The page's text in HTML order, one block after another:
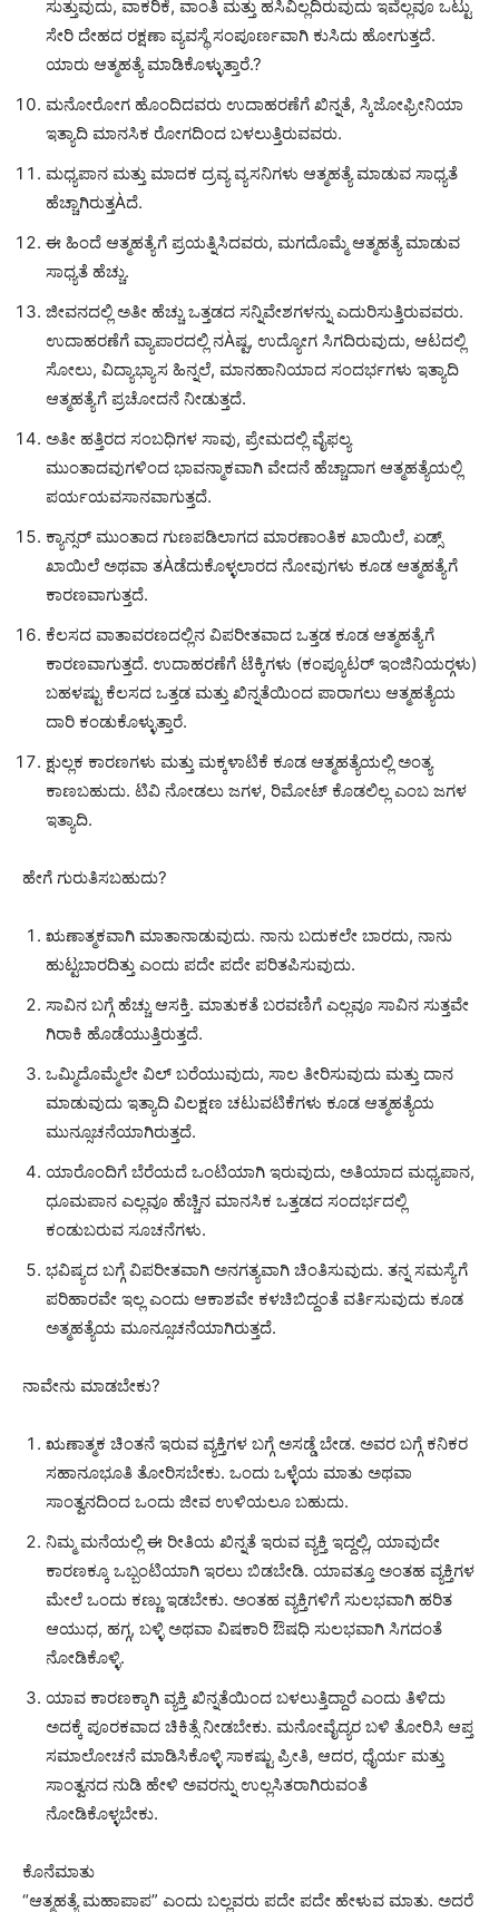
ಸುತ್ತುವುದು, ವಾಕರಿಕೆ, ವಾಂತಿ ಮತ್ತು ಹಸಿವಿಲ್ಲದಿರುವುದು ಇವೆಲ್ಲವೂ ಒಟ್ಟು
ಸೇರಿ ದೇಹದ ರಕ್ಷಣಾ ವ್ಯವಸ್ಥೆ ಸಂಪೂರ್ಣವಾಗಿ ಕುಸಿದು ಹೋಗುತ್ತದೆ.
ಯಾರು ಆತ್ಮಹತ್ಯೆ ಮಾಡಿಕೊಳ್ಳುತ್ತಾರೆ.?
ಮನೋರೋಗ ಹೊಂದಿದವರು ಉದಾಹರಣೆಗೆ ಖಿನ್ನತೆ, ಸ್ಕಿಜೋಫ್ರೀನಿಯಾ
ಇತ್ಯಾದಿ ಮಾನಸಿಕ ರೋಗದಿಂದ ಬಳಲುತ್ತಿರುವವರು.
ಮಧ್ಯಪಾನ ಮತ್ತು ಮಾದಕ ದ್ರವ್ಯ ವ್ಯಸನಿಗಳು ಆತ್ಮಹತ್ಯೆ ಮಾಡುವ ಸಾಧ್ಯತೆ
ಹೆಚ್ಚಾಗಿರುತ್ತÀದೆ.
ಈ ಹಿಂದೆ ಆತ್ಮಹತ್ಯೆಗೆ ಪ್ರಯತ್ನಿಸಿದವರು, ಮಗದೊಮ್ಮೆ ಆತ್ಮಹತ್ಯೆ ಮಾಡುವ
ಸಾಧ್ಯತೆ ಹೆಚ್ಚು.
ಜೀವನದಲ್ಲಿ ಅತೀ ಹೆಚ್ಚು ಒತ್ತಡದ ಸನ್ನಿವೇಶಗಳನ್ನು ಎದುರಿಸುತ್ತಿರುವವರು.
ಉದಾಹರಣೆಗೆ ವ್ಯಾಪಾರದಲ್ಲಿ ನÀಷ್ಟ, ಉದ್ಯೋಗ ಸಿಗದಿರುವುದು, ಆಟದಲ್ಲಿ
ಸೋಲು, ವಿದ್ಯಾಭ್ಯಾಸ ಹಿನ್ನಲೆ, ಮಾನಹಾನಿಯಾದ ಸಂದರ್ಭಗಳು ಇತ್ಯಾದಿ
ಆತ್ಮಹತ್ಯೆಗೆ ಪ್ರಚೋದನೆ ನೀಡುತ್ತದೆ.
ಅತೀ ಹತ್ತಿರದ ಸಂಬಧಿಗಳ ಸಾವು, ಪ್ರೇಮದಲ್ಲಿ ವೈಫಲ್ಯ
ಮುಂತಾದವುಗಳಿಂದ ಭಾವನ್ಮಾಕವಾಗಿ ವೇದನೆ ಹೆಚ್ಚಾದಾಗ ಆತ್ಮಹತ್ಯೆಯಲ್ಲಿ
ಪರ್ಯಯವಸಾನವಾಗುತ್ತದೆ.
ಕ್ಯಾನ್ಸರ್ ಮುಂತಾದ ಗುಣಪಡಿಲಾಗದ ಮಾರಣಾಂತಿಕ ಖಾಯಿಲೆ, ಏಡ್ಸ್
ಖಾಯಿಲೆ ಅಥವಾ ತÀಡೆದುಕೊಳ್ಳಲಾರದ ನೋವುಗಳು ಕೂಡ ಆತ್ಮಹತ್ಯೆಗೆ
ಕಾರಣವಾಗುತ್ತದೆ.
ಕೆಲಸದ ವಾತಾವರಣದಲ್ಲಿನ ವಿಪರೀತವಾದ ಒತ್ತಡ ಕೂಡ ಆತ್ಮಹತ್ಯೆಗೆ
ಕಾರಣವಾಗುತ್ತದೆ. ಉದಾಹರಣೆಗೆ ಟೆಕ್ಕಿಗಳು (ಕಂಪ್ಯೂಟರ್ ಇಂಜಿನಿಯರ್‍ಗಳು)
ಬಹಳಷ್ಟು ಕೆಲಸದ ಒತ್ತಡ ಮತ್ತು ಖಿನ್ನತೆಯಿಂದ ಪಾರಾಗಲು ಆತ್ಮಹತ್ಯೆಯ
ದಾರಿ ಕಂಡುಕೊಳ್ಳುತ್ತಾರೆ.
ಕ್ಷುಲ್ಲಕ ಕಾರಣಗಳು ಮತ್ತು ಮಕ್ಕಳಾಟಿಕೆ ಕೂಡ ಆತ್ಮಹತ್ಯೆಯಲ್ಲಿ ಅಂತ್ಯ
ಕಾಣಬಹುದು. ಟಿವಿ ನೋಡಲು ಜಗಳ, ರಿಮೋಟ್ ಕೊಡಲಿಲ್ಲ ಎಂಬ ಜಗಳ
ಇತ್ಯಾದಿ.
ಹೇಗೆ ಗುರುತಿಸಬಹುದು?
ಋಣಾತ್ಮಕವಾಗಿ ಮಾತಾನಾಡುವುದು. ನಾನು ಬದುಕಲೇ ಬಾರದು, ನಾನು
ಹುಟ್ಟಬಾರದಿತ್ತು ಎಂದು ಪದೇ ಪದೇ ಪರಿತಪಿಸುವುದು.
ಸಾವಿನ ಬಗ್ಗೆ ಹೆಚ್ಚು ಆಸಕ್ತಿ. ಮಾತುಕತೆ ಬರವಣಿಗೆ ಎಲ್ಲವೂ ಸಾವಿನ ಸುತ್ತವೇ
ಗಿರಾಕಿ ಹೊಡೆಯುತ್ತಿರುತ್ತದೆ.
ಒಮ್ಮಿದೊಮ್ಮೆಲೇ ವಿಲ್ ಬರೆಯುವುದು, ಸಾಲ ತೀರಿಸುವುದು ಮತ್ತು ದಾನ
ಮಾಡುವುದು ಇತ್ಯಾದಿ ವಿಲಕ್ಷಣ ಚಟುವಟಿಕೆಗಳು ಕೂಡ ಆತ್ಮಹತ್ಯೆಯ
ಮುನ್ಸೂಚನೆಯಾಗಿರುತ್ತದೆ.
ಯಾರೊಂದಿಗೆ ಬೆರೆಯದೆ ಒಂಟಿಯಾಗಿ ಇರುವುದು, ಅತಿಯಾದ ಮಧ್ಯಪಾನ,
ಧೂಮಪಾನ ಎಲ್ಲವೂ ಹೆಚ್ಚಿನ ಮಾನಸಿಕ ಒತ್ತಡದ ಸಂದರ್ಭದಲ್ಲಿ
ಕಂಡುಬರುವ ಸೂಚನೆಗಳು.
ಭವಿಷ್ಯದ ಬಗ್ಗೆ ವಿಪರೀತವಾಗಿ ಅನಗತ್ಯವಾಗಿ ಚಿಂತಿಸುವುದು. ತನ್ನ ಸಮಸ್ಯೆಗೆ
ಪರಿಹಾರವೇ ಇಲ್ಲ ಎಂದು ಆಕಾಶವೇ ಕಳಚಿಬಿದ್ದಂತೆ ವರ್ತಿಸುವುದು ಕೂಡ
ಅತ್ಮಹತ್ಯೆಯ ಮೂನ್ಸೂಚನೆಯಾಗಿರುತ್ತದೆ.
ನಾವೇನು ಮಾಡಬೇಕು?
ಋಣಾತ್ಮಕ ಚಿಂತನೆ ಇರುವ ವ್ಯಕ್ತಿಗಳ ಬಗ್ಗೆ ಅಸಡ್ಡೆ ಬೇಡ. ಅವರ ಬಗ್ಗೆ ಕನಿಕರ
ಸಹಾನೂಭೂತಿ ತೋರಿಸಬೇಕು. ಒಂದು ಒಳ್ಳೆಯ ಮಾತು ಅಥವಾ
ಸಾಂತ್ವನದಿಂದ ಒಂದು ಜೀವ ಉಳಿಯಲೂ ಬಹುದು.
ನಿಮ್ಮ ಮನೆಯಲ್ಲಿ ಈ ರೀತಿಯ ಖಿನ್ನತೆ ಇರುವ ವ್ಯಕ್ತಿ ಇದ್ದಲ್ಲಿ, ಯಾವುದೇ
ಕಾರಣಕ್ಕೂ ಒಬ್ಬಂಟಿಯಾಗಿ ಇರಲು ಬಿಡಬೇಡಿ. ಯಾವತ್ತೂ ಅಂತಹ ವ್ಯಕ್ತಿಗಳ
ಮೇಲೆ ಒಂದು ಕಣ್ಣು ಇಡಬೇಕು. ಅಂತಹ ವ್ಯಕ್ತಿಗಳಿಗೆ ಸುಲಭವಾಗಿ ಹರಿತ
ಆಯುಧ, ಹಗ್ಗ, ಬಳ್ಳಿ ಅಥವಾ ವಿಷಕಾರಿ ಔಷಧಿ ಸುಲಭವಾಗಿ ಸಿಗದಂತೆ
ನೋಡಿಕೊಳ್ಳಿ.
ಯಾವ ಕಾರಣಕ್ಕಾಗಿ ವ್ಯಕ್ತಿ ಖಿನ್ನತೆಯಿಂದ ಬಳಲುತ್ತಿದ್ದಾರೆ ಎಂದು ತಿಳಿದು
ಅದಕ್ಕೆ ಪೂರಕವಾದ ಚಿಕಿತ್ಸೆ ನೀಡಬೇಕು. ಮನೋವೈದ್ಯರ ಬಳಿ ತೋರಿಸಿ ಆಪ್ತ
ಸಮಾಲೋಚನೆ ಮಾಡಿಸಿಕೊಳ್ಳಿ ಸಾಕಷ್ಟು ಪ್ರೀತಿ, ಆದರ, ಧೈರ್ಯ ಮತ್ತು
ಸಾಂತ್ವನದ ನುಡಿ ಹೇಳಿ ಅವರನ್ನು ಉಲ್ಲಸಿತರಾಗಿರುವಂತೆ
ನೋಡಿಕೊಳ್ಳಬೇಕು.
ಕೊನೆಮಾತು
“ಆತ್ಮಹತ್ಯೆ ಮಹಾಪಾಪ” ಎಂದು ಬಲ್ಲವರು ಪದೇ ಪದೇ ಹೇಳುವ ಮಾತು. ಅದರೆ